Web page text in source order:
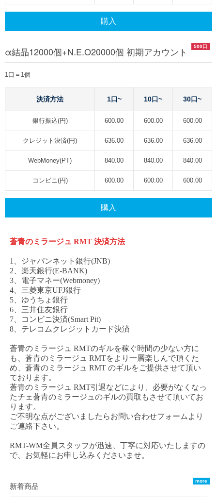
購入
500口
α結晶12000個+N.E.O20000個 初期アカウント
1口＝1個
決済方法 1口~ 10口~ 30口~
銀行振込(円) 600.00 600.00 600.00
クレジット決済(円) 636.00 636.00 636.00
WebMoney(PT) 840.00 840.00 840.00
コンビニ(円) 600.00 600.00 600.00
購入
蒼青のミラージュ RMT 決済方法
1、ジャパンネット銀行(JNB)
2、楽天銀行(E-BANK)
3、電子マネー(Webmoney)
4、三菱東京UFJ銀行
5、ゆうちょ銀行
6、三井住友銀行
7、コンビニ決済(Smart Pit)
8、テレコムクレジットカード決済
蒼青のミラージュ RMTのギルを稼ぐ時間の少ない方に
も、 蒼青のミラージュ RMTをより一層楽しんで頂くた
め、 蒼青のミラージュ RMT のギルをご提供させて頂い
ております。
蒼青のミラージュ RMT引退などにより、必要がなくなっ
たチェ蒼青のミラージュ のギルの買取もさせて頂いてお
ります。
ご不明な点がございましたらお問い合わせフォームより
ご連絡下さい。
RMT-WM全員スタッフが迅速、丁寧に対応いたしますの
で、お気軽にお申し込みくださいませ。
more
新着商品